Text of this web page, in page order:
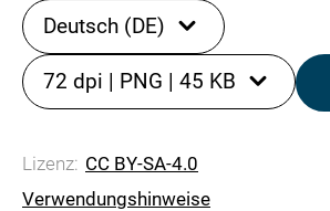
Deutsch (DE)
72 dpi | PNG | 45 KB
Lizenz: CC BY-SA-4.0
Verwendungshinweise